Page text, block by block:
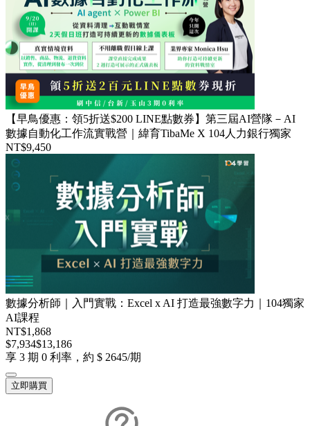
【早鳥優惠：領5折送$200 LINE點數券】第三屆AI營隊－AI
數據自動化工作流實戰營｜緯育TibaMe X 104人力銀行獨家
NT$9,450
數據分析師｜入門實戰：Excel x AI 打造最強數字力｜104獨家
AI課程
NT$1,868
$7,934$13,186
享 3 期 0 利率，約 $ 2645/期
立即購買